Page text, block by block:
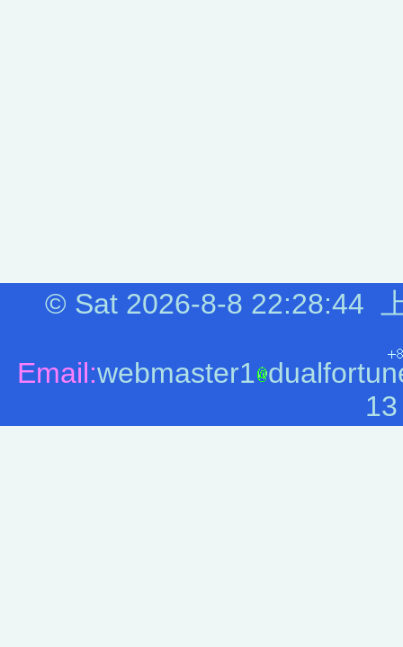
© Sat 2026-8-8 22:28:44
Email:webmaster1